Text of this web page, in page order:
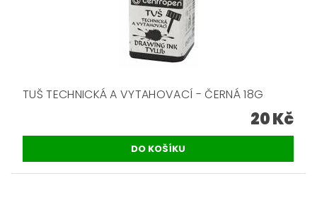
TUŠ TECHNICKÁ A VYTAHOVACÍ - ČERNÁ 18G
20 Kč